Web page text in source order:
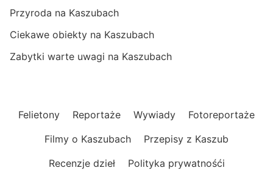
Przyroda na Kaszubach
Ciekawe obiekty na Kaszubach
Zabytki warte uwagi na Kaszubach
Felietony Reportaże Wywiady
Fotoreportaże
Filmy o Kaszubach
Przepisy z Kaszub
Recenzje dzieł
Polityka prywatnośći